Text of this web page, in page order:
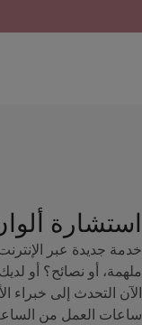
استشارة
خدمة جديدة عبر
ملهمة، أو نصائح؟ أو